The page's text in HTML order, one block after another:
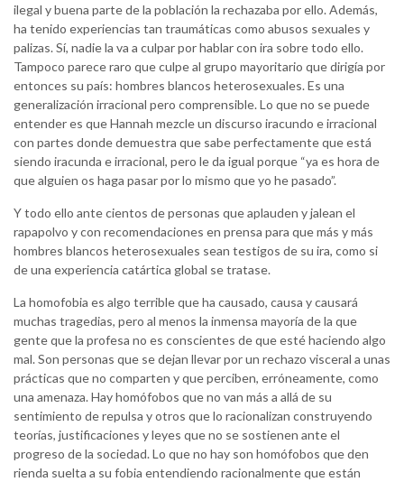
ilegal y buena parte de la población la rechazaba por ello. Además,
ha tenido experiencias tan traumáticas como abusos sexuales y
palizas. Sí, nadie la va a culpar por hablar con ira sobre todo ello.
Tampoco parece raro que culpe al grupo mayoritario que dirigía por
entonces su país: hombres blancos heterosexuales. Es una
generalización irracional pero comprensible. Lo que no se puede
entender es que Hannah mezcle un discurso iracundo e irracional
con partes donde demuestra que sabe perfectamente que está
siendo iracunda e irracional, pero le da igual porque “ya es hora de
que alguien os haga pasar por lo mismo que yo he pasado”.
Y todo ello ante cientos de personas que aplauden y jalean el
rapapolvo y con recomendaciones en prensa para que más y más
hombres blancos heterosexuales sean testigos de su ira, como si
de una experiencia catártica global se tratase.
La homofobia es algo terrible que ha causado, causa y causará
muchas tragedias, pero al menos la inmensa mayoría de la que
gente que la profesa no es conscientes de que esté haciendo algo
mal. Son personas que se dejan llevar por un rechazo visceral a unas
prácticas que no comparten y que perciben, erróneamente, como
una amenaza. Hay homófobos que no van más a allá de su
sentimiento de repulsa y otros que lo racionalizan construyendo
teorías, justificaciones y leyes que no se sostienen ante el
progreso de la sociedad. Lo que no hay son homófobos que den
rienda suelta a su fobia entendiendo racionalmente que están